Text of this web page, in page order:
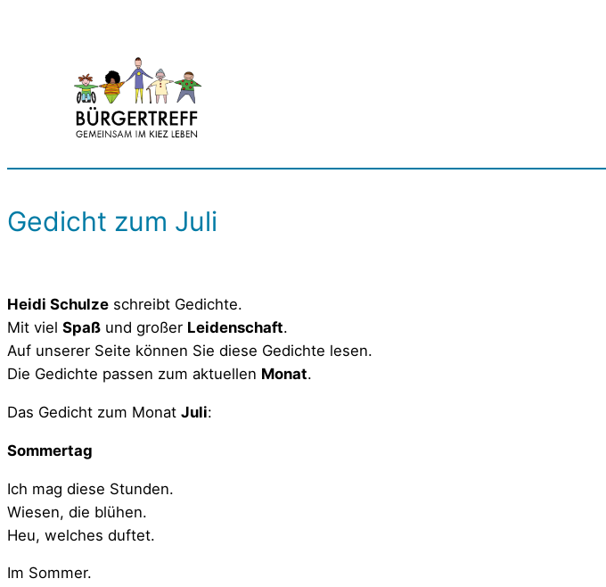
Gedicht zum Juli
Heidi Schulze schreibt Gedichte.
Mit viel Spaß und großer Leidenschaft.
Auf unserer Seite können Sie diese Gedichte lesen.
Die Gedichte passen zum aktuellen Monat.
Das Gedicht zum Monat Juli:
Sommertag
Ich mag diese Stunden.
Wiesen, die blühen.
Heu, welches duftet.
Im Sommer.